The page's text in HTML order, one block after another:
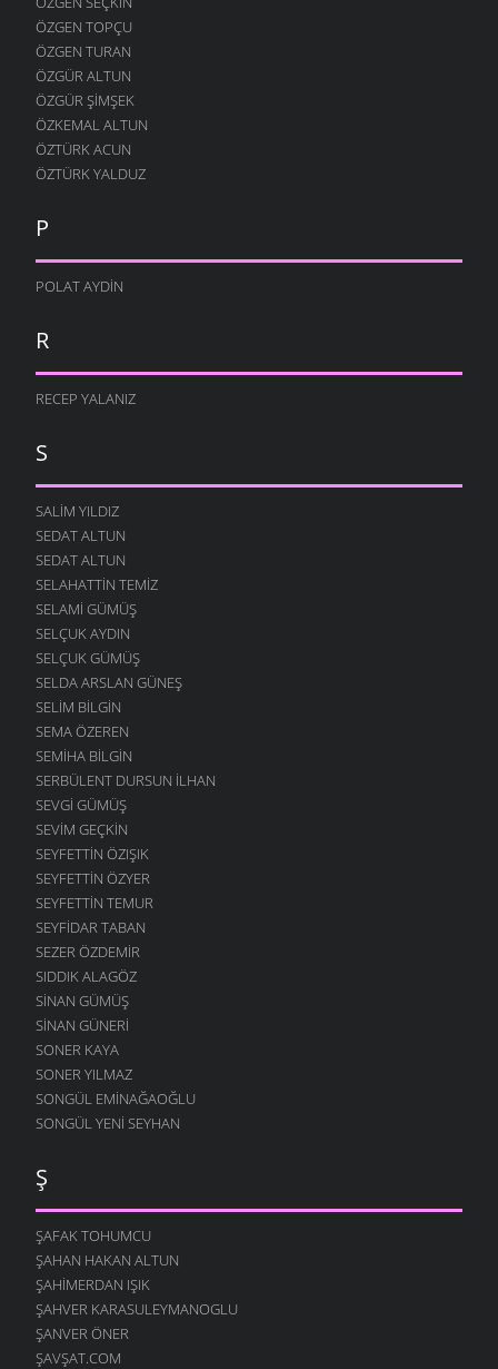
ÖZGEN TOPÇU
ÖZGEN TURAN
ÖZGÜR ALTUN
ÖZGÜR ŞIMŞEK
ÖZKEMAL ALTUN
ÖZTÜRK ACUN
ÖZTÜRK YALDUZ
P
POLAT AYDIN
R
RECEP YALANIZ
S
SALIM YILDIZ
SEDAT ALTUN
SEDAT ALTUN
SELAHATTIN TEMIZ
SELAMI GÜMÜŞ
SELÇUK AYDIN
SELÇUK GÜMÜŞ
SELDA ARSLAN GÜNEŞ
SELIM BILGIN
SEMA ÖZEREN
SEMIHA BILGIN
SERBÜLENT DURSUN İLHAN
SEVGI GÜMÜŞ
SEVIM GEÇKIN
SEYFETTIN ÖZIŞIK
SEYFETTIN ÖZYER
SEYFETTIN TEMUR
SEYFIDAR TABAN
SEZER ÖZDEMIR
SIDDIK ALAGÖZ
SINAN GÜMÜŞ
SINAN GÜNERI
SONER KAYA
SONER YILMAZ
SONGÜL EMINAĞAOĞLU
SONGÜL YENI SEYHAN
Ş
ŞAFAK TOHUMCU
ŞAHAN HAKAN ALTUN
ŞAHIMERDAN IŞIK
ŞAHVER KARASULEYMANOGLU
ŞANVER ÖNER
ŞAVŞAT.COM